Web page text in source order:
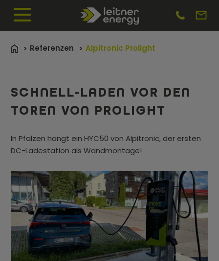
Referenzen Alpitronic Prolight
SCHNELL-LADEN VOR DEN
TOREN VON PROLIGHT
In Pfalzen hängt ein HYC50 von Alpitronic, der ersten
DC-Ladestation als Wandmontage!